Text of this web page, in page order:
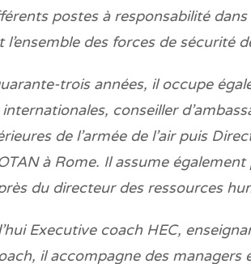
postes à responsabilité
des forces de sécurité
trois années, il occupe
conseiller
de l’armée de l’air puis
à Rome. Il assume
du directeur des ressources
Executive coach HEC,
il accompagne des